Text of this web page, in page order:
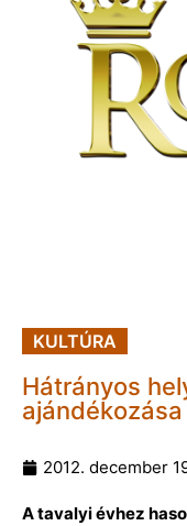
KULTÚRA
Hátrányos
ajándékozása
2012. december
A tavalyi évhez